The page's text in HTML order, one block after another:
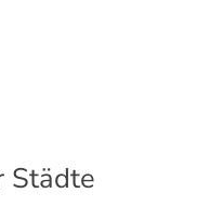
Städte